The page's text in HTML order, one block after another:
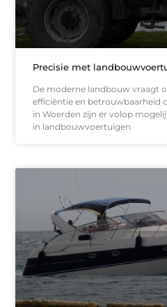
Precisie met
De moderne landbouw vraagt
efficiëntie en betrouwbaarheid
in Woerden zijn er volop
in landbouwvoertuigen